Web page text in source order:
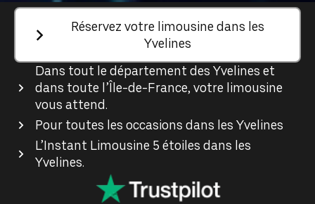
Réservez votre limousine dans les
Yvelines
Dans tout le département des Yvelines et
dans toute l’Île-de-France, votre limousine
vous attend.
Pour toutes les occasions dans les Yvelines
L’Instant Limousine 5 étoiles dans les
Yvelines.